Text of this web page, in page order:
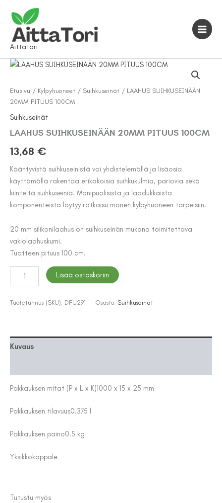
sisältöön
Aittatori
Etusivu / Kylpyhuoneet / Suihkuseinät / LAAHUS SUIHKUSEINÄÄN
20MM PITUUS 100CM
Suihkuseinät
LAAHUS SUIHKUSEINÄÄN 20MM PITUUS 100CM
13,68 €
Kääntyvistä suihkuseinistä voi yhdistelemällä ja lisäosia
käyttämällä rakentaa erikokoisia suihkukulmia, pariovia sekä
kiinteitä suihkuseiniä. Monipuolisista ja laadukkaista
komponenteista löytyy ratkaisu monen kylpyhuoneen tarpeisiin.
20 mm silikonilaahus on suihkuseinän mukana toimitettava
vakiolaahuskumi.
Tuotteen pituus 100 cm.
SUIHKUSEINÄÄN
PITUUS
Lisää ostoskoriin
Tuotetunnus (SKU): DFU291 Osasto: Suihkuseinät
Kuvaus
Pakkauksen mitat (P x L x K)1000 x 15 x 25 mm
Pakkauksen tilavuus0.375 l
Pakkauksen paino0.5 kg
Yksikkökappale
Tutustu myös